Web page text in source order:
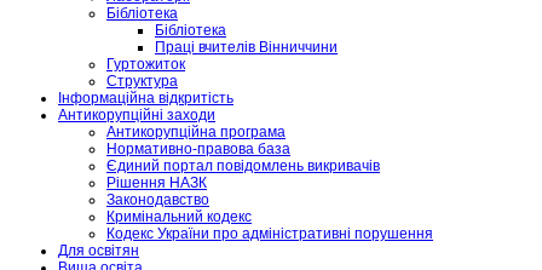
Бібліотека
Бібліотека
Праці вчителів Вінниччини
Гуртожиток
Структура
Інформаційна відкритість
Антикорупційні заходи
Антикорупційна програма
Нормативно-правова база
Єдиний портал повідомлень викривачів
Рішення НАЗК
Законодавство
Кримінальний кодекс
Кодекс України про адміністративні порушення
Для освітян